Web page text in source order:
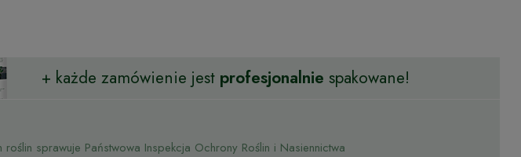
+ każde zamówienie jest profesjonalnie spakowane!
sprawuje Państwowa Inspekcja Ochrony Roślin i Nasiennictwa